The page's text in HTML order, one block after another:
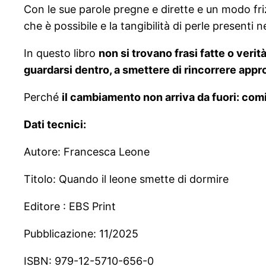
Con le sue parole pregne e dirette e un modo
che è possibile e la tangibilità di perle presenti
In questo libro non si trovano frasi fatte o
guardarsi dentro, a smettere di rincorrere
Perché il cambiamento non arriva da fuori:
Dati tecnici:
Autore: Francesca Leone
Titolo: Quando il leone smette di dormire
Editore : EBS Print
Pubblicazione: 11/2025
ISBN: 979-12-5710-656-0